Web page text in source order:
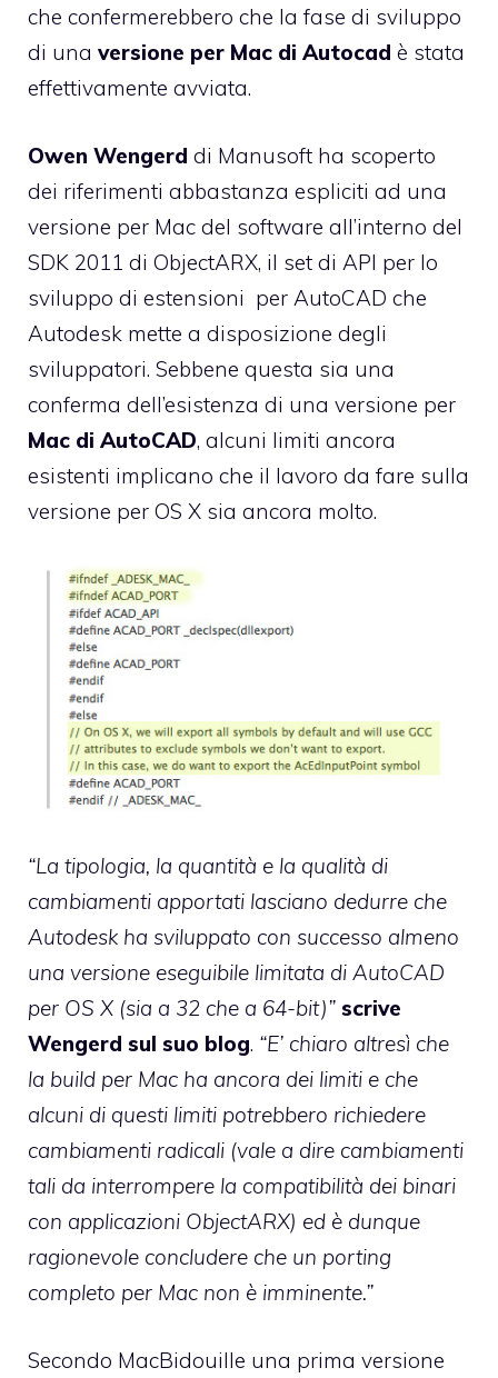
che confermerebbero che la fase di sviluppo
di una versione per Mac di Autocad è stata
effettivamente avviata.
Owen Wengerd di Manusoft ha scoperto
dei riferimenti abbastanza espliciti ad una
versione per Mac del software all’interno del
SDK 2011 di ObjectARX, il set di API per lo
sviluppo di estensioni per AutoCAD che
Autodesk mette a disposizione degli
sviluppatori. Sebbene questa sia una
conferma dell’esistenza di una versione per
Mac di AutoCAD, alcuni limiti ancora
esistenti implicano che il lavoro da fare sulla
versione per OS X sia ancora molto.
“La tipologia, la quantità e la qualità di
cambiamenti apportati lasciano dedurre che
Autodesk ha sviluppato con successo almeno
una versione eseguibile limitata di AutoCAD
per OS X (sia a 32 che a 64-bit)” scrive
Wengerd sul suo blog. “E’ chiaro altresì che
la build per Mac ha ancora dei limiti e che
alcuni di questi limiti potrebbero richiedere
cambiamenti radicali (vale a dire cambiamenti
tali da interrompere la compatibilità dei binari
con applicazioni ObjectARX) ed è dunque
ragionevole concludere che un porting
completo per Mac non è imminente.”
Secondo MacBidouille una prima versione